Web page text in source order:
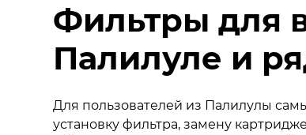
Фильтры для
Палилуле и
Для пользователей из Палилулы
установку фильтра, замену